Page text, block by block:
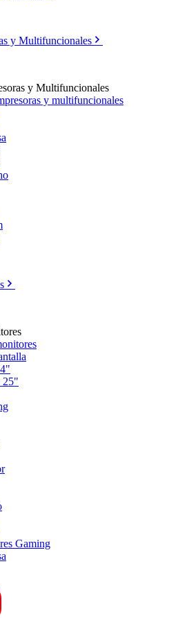
y Multifuncionales
y Multifuncionales
y multifuncionales
25"
Gaming